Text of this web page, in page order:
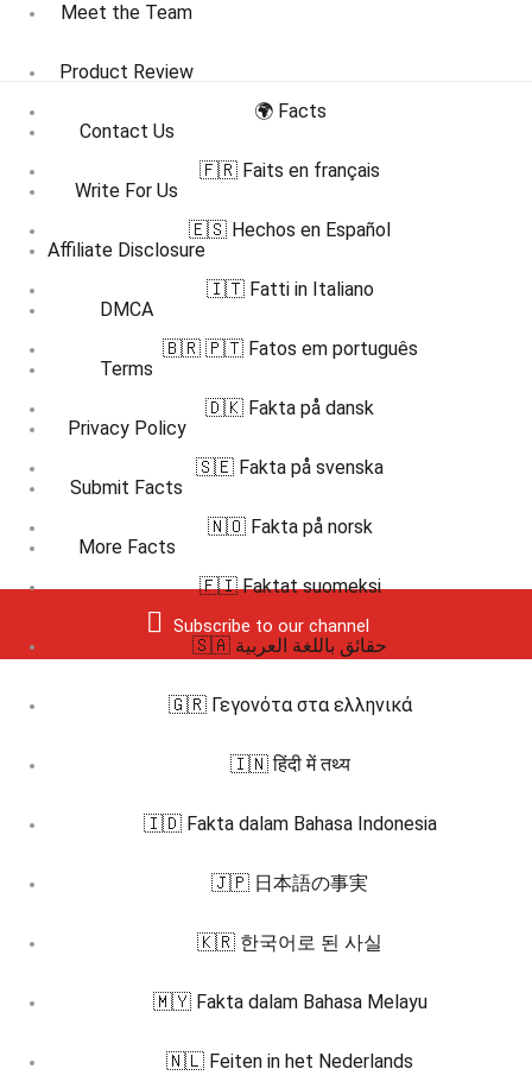
Meet the Team
Product Review
Contact Us
Write For Us
Affiliate Disclosure
DMCA
Terms
Privacy Policy
Submit Facts
More Facts
Subscribe to our channel
🌍 Facts
🇫🇷 Faits en français
🇪🇸 Hechos en Español
🇮🇹 Fatti in Italiano
🇧🇷 🇵🇹 Fatos em português
🇩🇰 Fakta på dansk
🇸🇪 Fakta på svenska
🇳🇴 Fakta på norsk
🇫🇮 Faktat suomeksi
🇸🇦 حقائق باللغة العربية
🇬🇷 Γεγονότα στα ελληνικά
🇮🇳 हिंदी में तथ्य
🇮🇩 Fakta dalam Bahasa Indonesia
🇯🇵 日本語の事実
🇰🇷 한국어로 된 사실
🇲🇾 Fakta dalam Bahasa Melayu
🇳🇱 Feiten in het Nederlands